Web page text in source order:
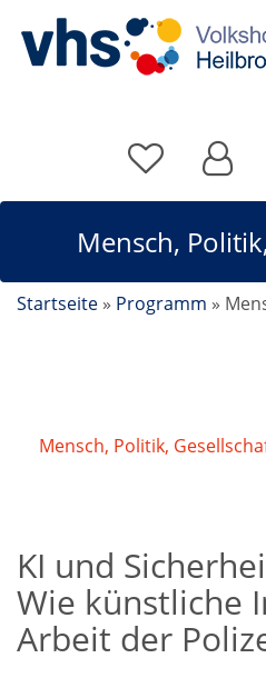
Mensch,
Startseite » Programm »
Mensch, Politik,
KI und
Wie künstliche
Arbeit der